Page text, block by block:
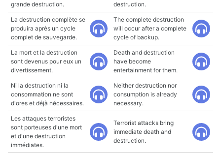
grande destruction.
destruction.
La destruction complète se
produira après un cycle
complet de sauvegarde.
The complete destruction
will occur after a complete
cycle of backup.
La mort et la destruction
sont devenus pour eux un
divertissement.
Death and destruction
have become
entertainment for them.
Ni la destruction ni la
consommation ne sont
d'ores et déjà nécessaires.
Neither destruction nor
consumption is already
necessary.
Les attaques terroristes
sont porteuses d'une mort
et d'une destruction
immédiates.
Terrorist attacks bring
immediate death and
destruction.